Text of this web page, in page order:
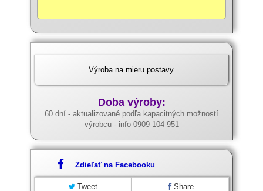
Výroba na mieru postavy
Doba výroby:
60 dní - aktualizované podľa kapacitných možností
výrobcu - info 0909 104 951
Zdieľať na Facebooku
Tweet Share